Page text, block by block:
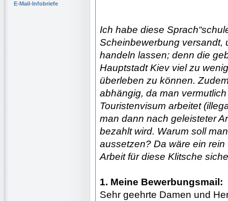
E-Mail-Infobriefe
Ich habe diese
Scheinbewerbung versandt,
handeln lassen; denn die
Hauptstadt Kiev viel zu
überleben zu können.
abhängig, da man
Touristenvisum arbeitet
man dann nach geleisteter
bezahlt wird. Warum soll
aussetzen? Da wäre ein
Arbeit für diese Klitsche
1. Meine Bewerbungsmail:
Sehr geehrte Damen und